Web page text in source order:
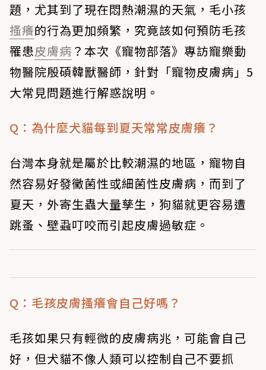
題，尤其到了現在悶熱潮濕的天氣，毛小孩
搔癢的行為更加頻繁，究竟該如何預防毛孩
罹患皮膚病 ？本次《寵物部落》專訪寵樂動
物醫院殷碩韓獸醫師，針對「寵物皮膚病」5
大常見問題進行解惑說明。
Q：為什麼犬貓每到夏天常常皮膚癢？
台灣本身就是屬於比較潮濕的地區，寵物自
然容易好發黴菌性或細菌性皮膚病，而到了
夏天，外寄生蟲大量孳生，狗貓就更容易遭
跳蚤、壁蝨叮咬而引起皮膚過敏症。
Q：毛孩皮膚搔癢會自己好嗎？
毛孩如果只有輕微的皮膚病兆，可能會自己
好，但犬貓不像人類可以控制自己不要抓